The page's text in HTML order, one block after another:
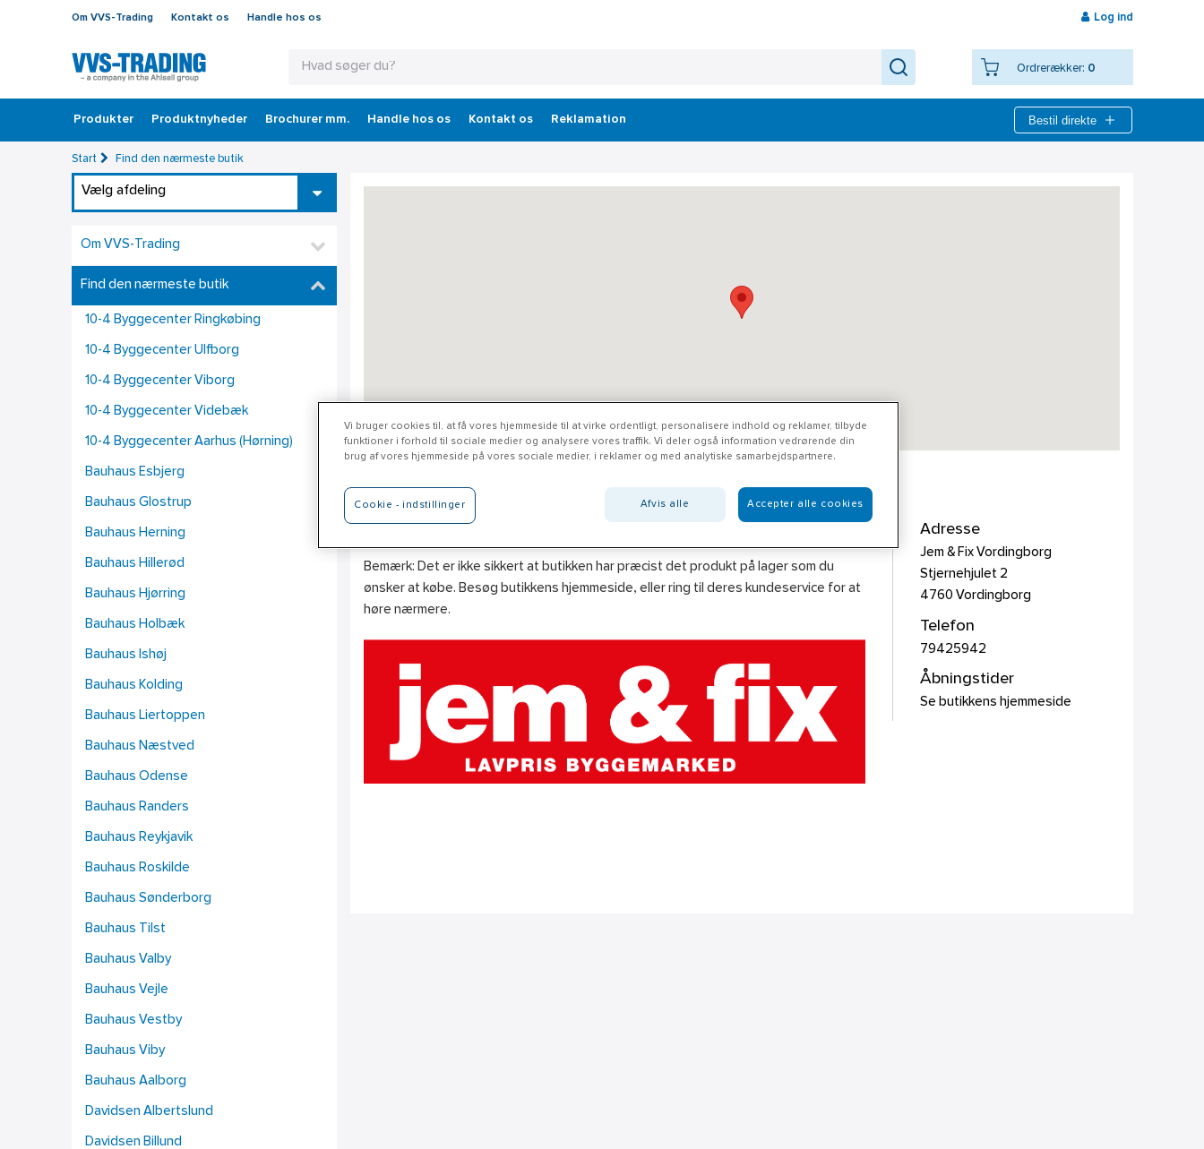
Om VVS-Trading Kontakt os Handle hos os Log ind
Ordrerækker: 0
Produkter Produktnyheder Brochurer mm. Handle hos os Kontakt os Reklamation Bestil direkte
Start Find den nærmeste butik
Vælg afdeling
Om VVS-Trading
Find den nærmeste butik
10-4 Byggecenter Ringkøbing
10-4 Byggecenter Ulfborg
10-4 Byggecenter Viborg
10-4 Byggecenter Videbæk
10-4 Byggecenter Aarhus (Hørning)
Bauhaus Esbjerg
Bauhaus Glostrup
Bauhaus Herning
Bauhaus Hillerød
Bauhaus Hjørring
Bauhaus Holbæk
Bauhaus Ishøj
Bauhaus Kolding
Bauhaus Liertoppen
Bauhaus Næstved
Bauhaus Odense
Bauhaus Randers
Bauhaus Reykjavik
Bauhaus Roskilde
Bauhaus Sønderborg
Bauhaus Tilst
Bauhaus Valby
Bauhaus Vejle
Bauhaus Vestby
Bauhaus Viby
Bauhaus Aalborg
Davidsen Albertslund
Davidsen Billund
Jem & Fix Vordingborg
Adresse
Jem & Fix Vordingborg
Stjernehjulet 2
4760 Vordingborg
Telefon
79425942
Åbningstider
Se butikkens hjemmeside
Bemærk: Det er ikke sikkert at butikken har præcist det produkt på lager som du
ønsker at købe. Besøg butikkens hjemmeside, eller ring til deres kundeservice for at
høre nærmere.
Vi bruger cookies til, at få vores hjemmeside til at virke ordentligt, personalisere indhold og reklamer, tilbyde
funktioner i forhold til sociale medier og analysere vores traffik. Vi deler også information vedrørende din
brug af vores hjemmeside på vores sociale medier, i reklamer og med analytiske samarbejdspartnere.
Afvis alle Accepter alle cookies
Cookie - indstillinger